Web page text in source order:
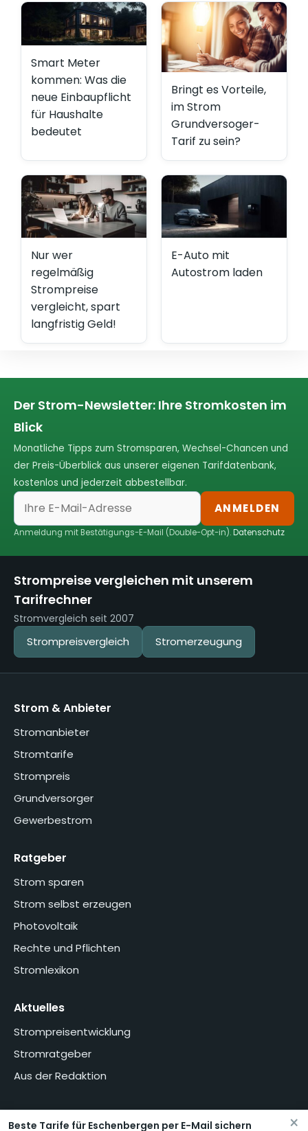
Smart Meter
kommen: Was die
neue Einbaupflicht
für Haushalte
bedeutet
Bringt es Vorteile,
im Strom
Grundversoger-
Tarif zu sein?
Nur wer
regelmäßig
Strompreise
vergleicht, spart
langfristig Geld!
E-Auto mit
Autostrom laden
Der Strom-Newsletter: Ihre Stromkosten im
Blick
Monatliche Tipps zum Stromsparen, Wechsel-Chancen und
der Preis-Überblick aus unserer eigenen Tarifdatenbank,
kostenlos und jederzeit abbestellbar.
ANMELDEN
Anmeldung mit Bestätigungs-E-Mail (Double-Opt-in).Datenschutz
Strompreise vergleichen mit unserem
Tarifrechner
Stromvergleich seit 2007
Strompreisvergleich Stromerzeugung
Strom & Anbieter
Stromanbieter
Stromtarife
Strompreis
Grundversorger
Gewerbestrom
Ratgeber
Strom sparen
Strom selbst erzeugen
Photovoltaik
Rechte und Pflichten
Stromlexikon
Aktuelles
Strompreisentwicklung
Stromratgeber
Aus der Redaktion
×
Beste Tarife für Eschenbergen per E-Mail sichern